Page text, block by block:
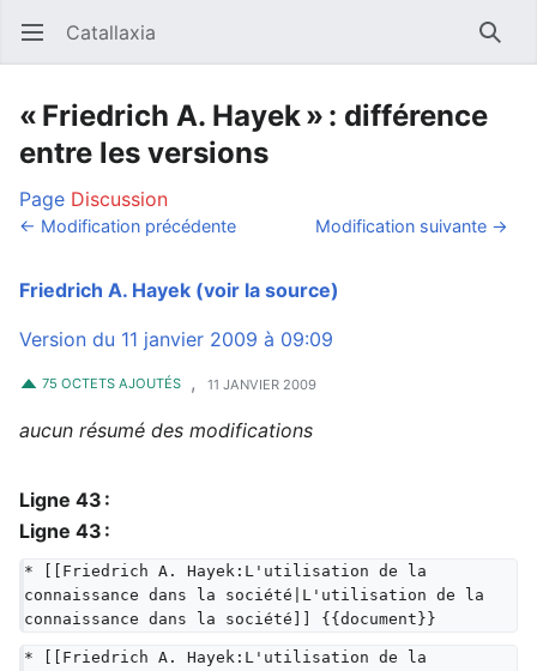
Ouvrir le menu principal Catallaxia
« Friedrich A. Hayek » : différence
entre les versions
Page Discussion
← Modification précédente Modification suivante →
Friedrich A. Hayek (voir la source)
Version du 11 janvier 2009 à 09:09
75 OCTETS AJOUTÉS , 11 JANVIER 2009
aucun résumé des modifications
Ligne 43 :
Ligne 43 :
* [[Friedrich A. Hayek:L'utilisation de la
connaissance dans la société|L'utilisation de la
connaissance dans la société]] {{document}}
* [[Friedrich A. Hayek:L'utilisation de la